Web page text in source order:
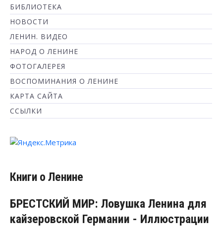
БИБЛИОТЕКА
НОВОСТИ
ЛЕНИН. ВИДЕО
НАРОД О ЛЕНИНЕ
ФОТОГАЛЕРЕЯ
ВОСПОМИНАНИЯ О ЛЕНИНЕ
КАРТА САЙТА
ССЫЛКИ
Книги о Ленине
БРЕСТСКИЙ МИР: Ловушка Ленина для
кайзеровской Германии - Иллюстрации